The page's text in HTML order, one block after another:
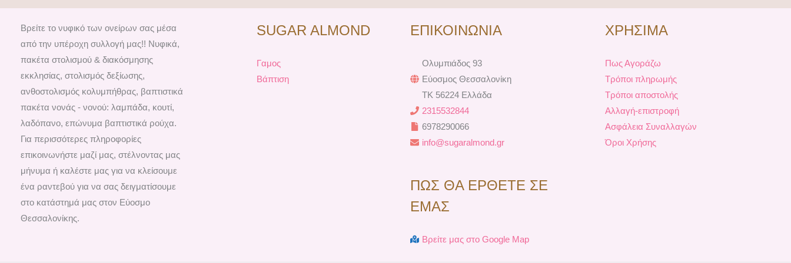
e
o
t
r
t
g
a
m
t
b
Βρείτε το νυφικό των ονείρων σας μέσα
από την υπέροχη συλλογή μας!! Νυφικά,
πακέτα στολισμού & διακόσμησης
εκκλησίας, στολισμός δεξίωσης,
ανθοστολισμός κολυμπήθρας, βαπτιστικά
πακέτα νονάς - νονού: λαμπάδα, κουτί,
λαδόπανο, επώνυμα βαπτιστικά ρούχα.
Για περισσότερες πληροφορίες
επικοινωνήστε μαζί μας, στέλνοντας μας
μήνυμα ή καλέστε μας για να κλείσουμε
ένα ραντεβού για να σας δειγματίσουμε
στο κατάστημά μας στον Εύοσμο
Θεσσαλονίκης.
SUGAR ALMOND
Γαμος
Βάπτιση
ΕΠΙΚΟΙΝΩΝΙΑ
Ολυμπιάδος 93
Εύοσμος Θεσσαλονίκη
TK 56224 Ελλάδα
2315532844
6978290066
info@sugaralmond.gr
ΠΩΣ ΘΑ ΕΡΘΕΤΕ ΣΕ
ΕΜΑΣ
Βρείτε μας στο Google Map
ΧΡΗΣΙΜΑ
Πως Αγοράζω
Τρόποι πληρωμής
Τρόποι αποστολής
Αλλαγή-επιστροφή
Ασφάλεια Συναλλαγών
Όροι Χρήσης